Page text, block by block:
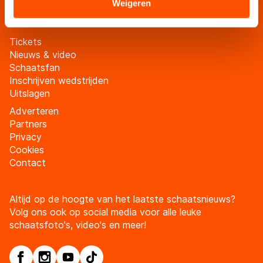
landen buiten de EU, zoals de VS, waar mogelijk geen
adequaat beschermingsniveau geldt volgens de GDPR.
Door op ‘Toestaan’ te klikken, stemt u in met deze
overdracht. Meer informatie vindt u in ons
Weigeren
Tickets
Nieuws & video
Schaatsfan
Inschrijven wedstrijden
Uitslagen
Adverteren
Partners
Privacy
Cookies
Contact
Altijd op de hoogte van het laatste schaatsnieuws?
Volg ons ook op social media voor alle leuke
schaatsfoto's, video's en meer!